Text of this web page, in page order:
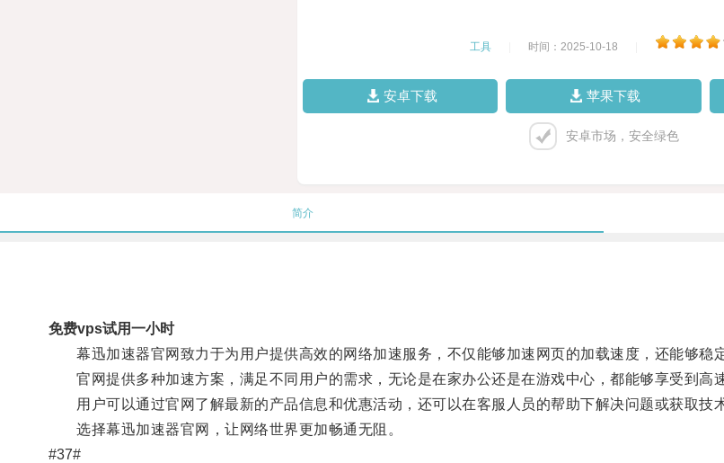
工具 时间：2025-10-18
安卓下载 苹果下载
安卓市场，安全绿色
简介
免费vps试用一小时
幕迅加速器官网致力于为用户提供高效的网络加速服务，不仅能够加速网页的加载速度，还能够稳
官网提供多种加速方案，满足不同用户的需求，无论是在家办公还是在游戏中心，都能够享受到高
用户可以通过官网了解最新的产品信息和优惠活动，还可以在客服人员的帮助下解决问题或获取技术
选择幕迅加速器官网，让网络世界更加畅通无阻。
#37#